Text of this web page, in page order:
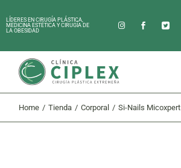
to
theLÍDERES EN CIRUGÍA PLÁSTICA,
MEDICINA ESTÉTICA Y CIRUGÍA DE
LA OBESIDAD
Home Tienda Corporal Si-Nails Micoxpert